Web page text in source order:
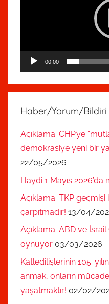
00:00
Haber/Yorum/Bildiri
Açıklama: CHP’ye
demokrasiye yeni bir
22/05/2026
Haydi 1 Mayıs
Açıklama: TKP
çarpıtmadır! 13/04/
Açıklama: ABD ve
oynuyor 03/03/2026
Katledilişlerinin 105.
anmak, onların
yaşatmaktır! 02/02/